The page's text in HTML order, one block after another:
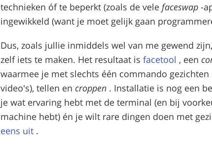
technieken óf te beperkt (zoals de vele faceswap -
ingewikkeld (want je moet gelijk gaan
Dus, zoals jullie inmiddels wel van me gewend
zelf iets te maken. Het resultaat is facetool , een
waarmee je met slechts één commando gezichten
video's), tellen en croppen . Installatie is nog een
je wat ervaring hebt met de terminal (en bij
machine hebt) én je wilt rare dingen doen met
eens uit .